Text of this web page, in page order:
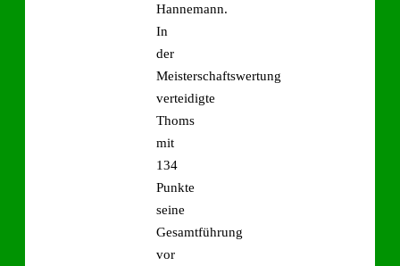
Hannemann.
In
der
Meisterschaftswertung
verteidigte
Thoms
mit
134
Punkte
seine
Gesamtführung
vor